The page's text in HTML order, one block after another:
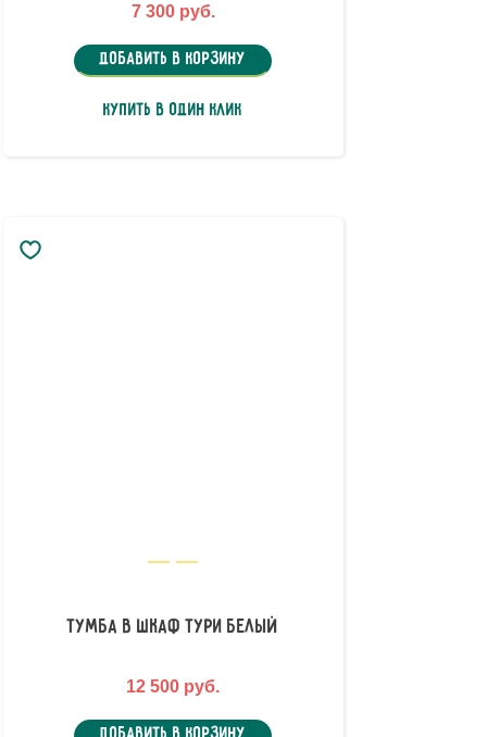
7 300 руб.
Добавить в корзину
Купить в один клик
Тумба в шкаф Тури Белый
12 500 руб.